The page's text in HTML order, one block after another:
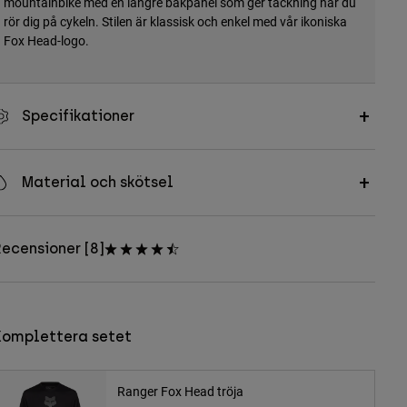
rör dig på cykeln. Stilen är klassisk och enkel med vår ikoniska
Fox Head-logo.
Specifikationer
Material och skötsel
[8]
setet
Ranger Fox Head tröja